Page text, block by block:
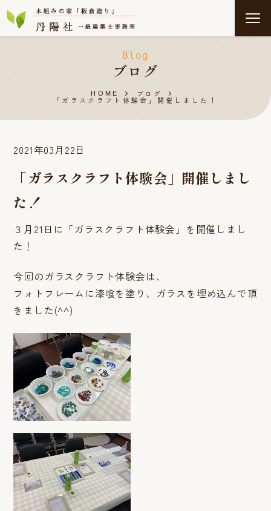
Blog
ブログ
HOME ブログ
「ガラスクラフト体験会」開催しました！
2021年03月22日
「ガラスクラフト体験会」開催しまし
た！
３月21日に「ガラスクラフト体験会」を開催しまし
た！
今回のガラスクラフト体験会は、
フォトフレームに漆喰を塗り、ガラスを埋め込んで頂
きました(^^)